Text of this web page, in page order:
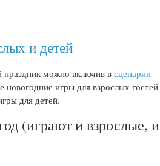
и детей
праздник можно включив всценарии
новогодние игры для взрослых гостей
для детей.
(играют и взрослые, и